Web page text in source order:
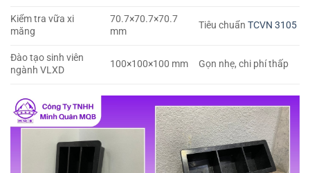
Kiểm tra vữa xi
măng
70.7×70.7×70.7
mm
Tiêu chuẩnTCVN 3105
Đào tạo sinh viên
ngành VLXD
100×100×100 mm Gọn nhẹ, chi phí thấp